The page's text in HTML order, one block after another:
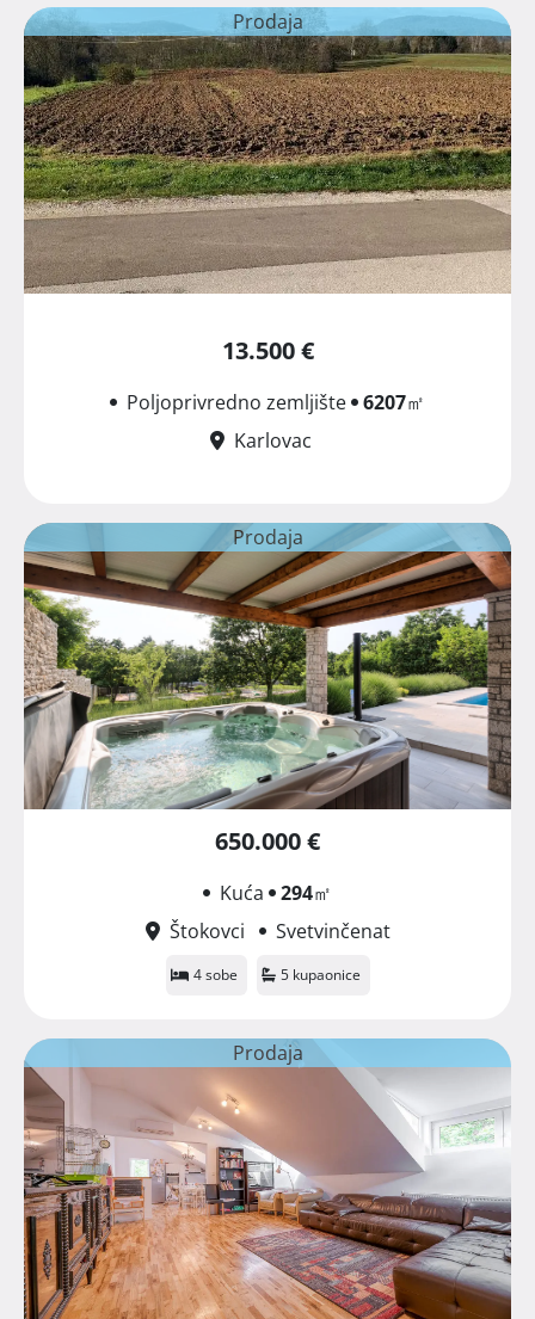
Prodaja
13.500 €
Poljoprivredno zemljište 6207㎡
Karlovac
Prodaja
650.000 €
Kuća 294㎡
Štokovci
Svetvinčenat
4 sobe 5 kupaonice
Prodaja